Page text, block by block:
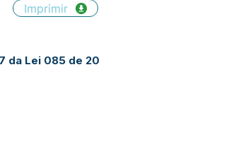
Imprimir
da Lei 085 de 20